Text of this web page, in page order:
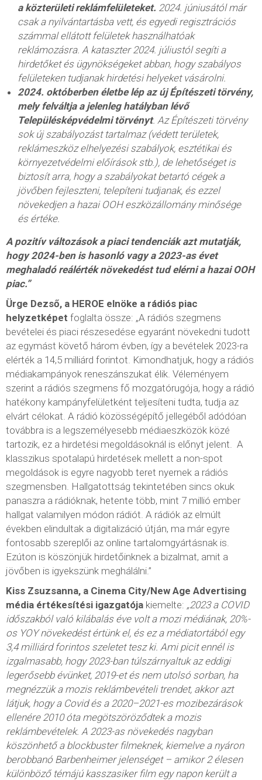
a közterületi reklámfelületeket. 2024. júniusától már
csak a nyilvántartásba vett, és egyedi regisztrációs
számmal ellátott felületek használhatóak
reklámozásra. A kataszter 2024. júliustól segíti a
hirdetőket és ügynökségeket abban, hogy szabályos
felületeken tudjanak hirdetési helyeket vásárolni.
2024. októberben életbe lép az új Építészeti törvény,
mely felváltja a jelenleg hatályban lévő
Településképvédelmi törvényt. Az Építészeti törvény
sok új szabályozást tartalmaz (védett területek,
reklámeszköz elhelyezési szabályok, esztétikai és
környezetvédelmi előírások stb.), de lehetőséget is
biztosít arra, hogy a szabályokat betartó cégek a
jövőben fejleszteni, telepíteni tudjanak, és ezzel
növekedjen a hazai OOH eszközállomány minősége
és értéke.
A pozitív változások a piaci tendenciák azt mutatják,
hogy 2024-ben is hasonló vagy a 2023-as évet
meghaladó reálérték növekedést tud elérni a hazai OOH
piac.”
Ürge Dezső, a HEROE elnöke a rádiós piac
helyzetképet foglalta össze: „A rádiós szegmens
bevételei és piaci részesedése egyaránt növekedni tudott
az egymást követő három évben, így a bevételek 2023-ra
elérték a 14,5 milliárd forintot. Kimondhatjuk, hogy a rádiós
médiakampányok reneszánszukat élik. Véleményem
szerint a rádiós szegmens fő mozgatórugója, hogy a rádió
hatékony kampányfelületként teljesíteni tudta, tudja az
elvárt célokat. A rádió közösségépítő jellegéből adódóan
továbbra is a legszemélyesebb médiaeszközök közé
tartozik, ez a hirdetési megoldásoknál is előnyt jelent. A
klasszikus spotalapú hirdetések mellett a non-spot
megoldások is egyre nagyobb teret nyernek a rádiós
szegmensben. Hallgatottság tekintetében sincs okuk
panaszra a rádióknak, hetente több, mint 7 millió ember
hallgat valamilyen módon rádiót. A rádiók az elmúlt
években elindultak a digitalizáció útján, ma már egyre
fontosabb szereplői az online tartalomgyártásnak is.
Ezúton is köszönjük hirdetőinknek a bizalmat, amit a
jövőben is igyekszünk meghálálni.”
Kiss Zsuzsanna, a Cinema City/New Age Advertising
média értékesítési igazgatója kiemelte: „2023 a COVID
időszakból való kilábalás éve volt a mozi médiának, 20%-
os YOY növekedést értünk el, és ez a médiatortából egy
3,4 milliárd forintos szeletet tesz ki. Ami picit ennél is
izgalmasabb, hogy 2023-ban túlszárnyaltuk az eddigi
legerősebb évünket, 2019-et és nem utolsó sorban, ha
megnézzük a mozis reklámbevételi trendet, akkor azt
látjuk, hogy a Covid és a 2020–2021-es mozibezárások
ellenére 2010 óta megötszöröződtek a mozis
reklámbevételek. A 2023-as növekedés nagyban
köszönhető a blockbuster filmeknek, kiemelve a nyáron
berobbanó Barbenheimer jelenséget – amikor 2 élesen
különböző témájú kasszasiker film egy napon került a